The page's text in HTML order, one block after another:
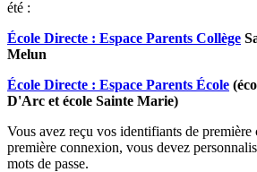
été :
École Directe : Espace Parents Collège
Melun
École Directe : Espace Parents École
D'Arc et école Sainte Marie)
Vous avez reçu vos identifiants de
première connexion, vous devez
mots de passe.